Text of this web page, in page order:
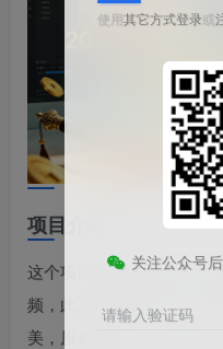
项目介绍
这个项目就是利用AI工具
频，此工具完全免费，不
美，原创度高，
使用其它方式登录或
关注公众号
请输入验证码